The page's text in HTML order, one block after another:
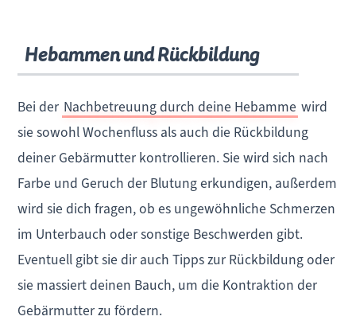
Hebammen und Rückbildung
Bei der Nachbetreuung durch deine Hebamme wird
sie sowohl Wochenfluss als auch die Rückbildung
deiner Gebärmutter kontrollieren. Sie wird sich nach
Farbe und Geruch der Blutung erkundigen, außerdem
wird sie dich fragen, ob es ungewöhnliche Schmerzen
im Unterbauch oder sonstige Beschwerden gibt.
Eventuell gibt sie dir auch Tipps zur Rückbildung oder
sie massiert deinen Bauch, um die Kontraktion der
Gebärmutter zu fördern.